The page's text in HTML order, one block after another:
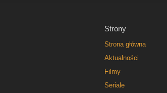
Strony
Strona główna
Aktualności
Filmy
Seriale